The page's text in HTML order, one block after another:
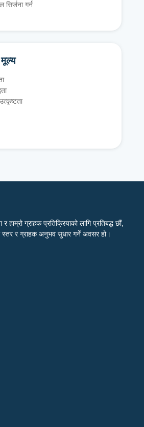
सिर्जना गर्न
मूल्य
हाम्रो ग्राहक प्रतिक्रियाको लागि प्रतिबद्ध छौं,
स्तर र ग्राहक अनुभव सुधार गर्ने अवसर हो।